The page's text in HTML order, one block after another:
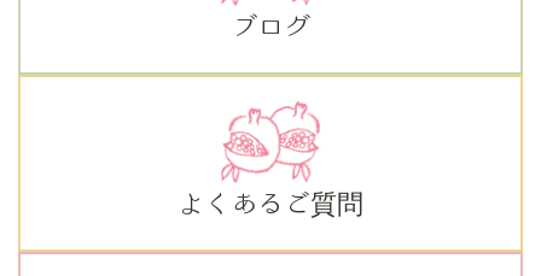
ブログ
よくあるご質問